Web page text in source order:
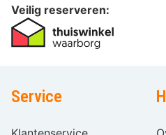
Veilig reserveren:
Service